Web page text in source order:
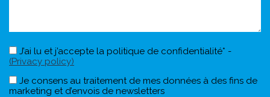
J’ai lu et j’accepte la politique de confidentialité* -
(Privacy policy)
Je consens au traitement de mes données à des fins de
marketing et d’envois de newsletters